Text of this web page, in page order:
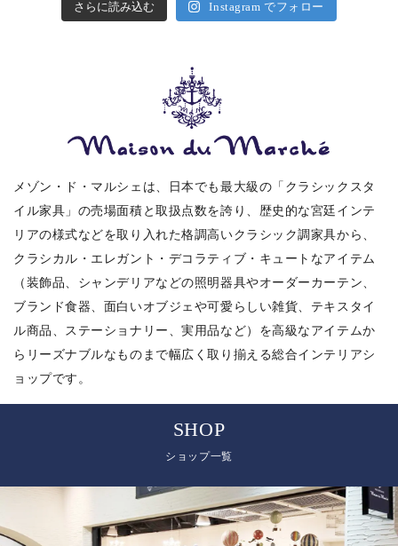
さらに読み込む Instagram でフォロー
メゾン・ド・マルシェは、日本でも最大級の「クラシックスタ
イル家具」の売場面積と取扱点数を誇り、歴史的な宮廷インテ
リアの様式などを取り入れた格調高いクラシック調家具から、
クラシカル・エレガント・デコラティブ・キュートなアイテム
（装飾品、シャンデリアなどの照明器具やオーダーカーテン、
ブランド食器、面白いオブジェや可愛らしい雑貨、テキスタイ
ル商品、ステーショナリー、実用品など）を高級なアイテムか
らリーズナブルなものまで幅広く取り揃える総合インテリアシ
ョップです。
SHOP
ショップ一覧